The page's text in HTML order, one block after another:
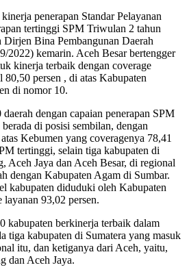
penerapan Standar Pelayanan
tertinggi SPM Triwulan 2 tahun
Bina Pembangunan Daerah
2022) kemarin. Aceh Besar bertengger
kinerja terbaik dengan coverage
80,50 persen , di atas Kabupaten
di nomor 10.
dengan capaian penerapan SPM
di posisi sembilan, dengan
Kebumen yang coveragenya 78,41
tertinggi, selain tiga kabupaten di
Aceh Jaya dan Aceh Besar, di regional
dengan Kabupaten Agam di Sumbar.
kabupaten diduduki oleh Kabupaten
layanan 93,02 persen.
kabupaten berkinerja terbaik dalam
tiga kabupaten di Sumatera yang masuk
itu, dan ketiganya dari Aceh, yaitu,
dan Aceh Jaya.